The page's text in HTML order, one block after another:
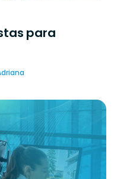
para